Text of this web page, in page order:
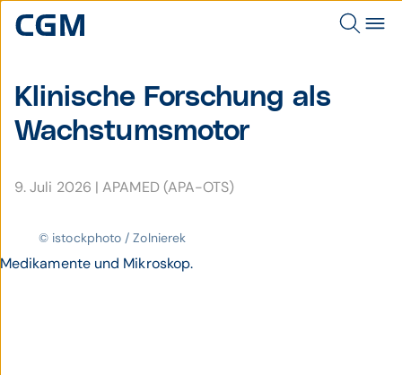
Klinische Forschung als
Wachs­tums­motor
9. Juli 2026 |APAMED (APA-OTS)
© istockphoto / Zolnierek
Medikamente und Mikroskop.